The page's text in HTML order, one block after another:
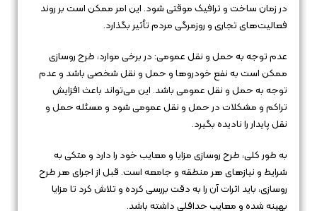
در زمان ساخت و ترافیک موقتی شود. این امر ممکن است بر روند
فعالیت‌های تجاری و روزمرگی مردم تأثیر بگذارد.
عدم توجه به حمل و نقل عمومی: در برخی موارد، طرح روسازی
ممکن است به نفع خودروها و حمل و نقل شخصی باشد و عدم
توجه به حمل و نقل عمومی باشد. این می‌تواند باعث افزایش
تراکم و مشکلات در حمل و نقل عمومی شود و مسئله حمل و
نقل پایدار را نادیده بگیرد.
به طور کلی، طرح روسازی مزایا و معایب خود را دارد و متکی به
شرایط و نیازهای هر منطقه و جامعه است. قبل از اجرای هر طرح
روسازی، باید اثرات آن را به دقت بررسی کرده و تلاش کرد تا مزایا
بهینه شده و معایب حداقلی داشته باشد.